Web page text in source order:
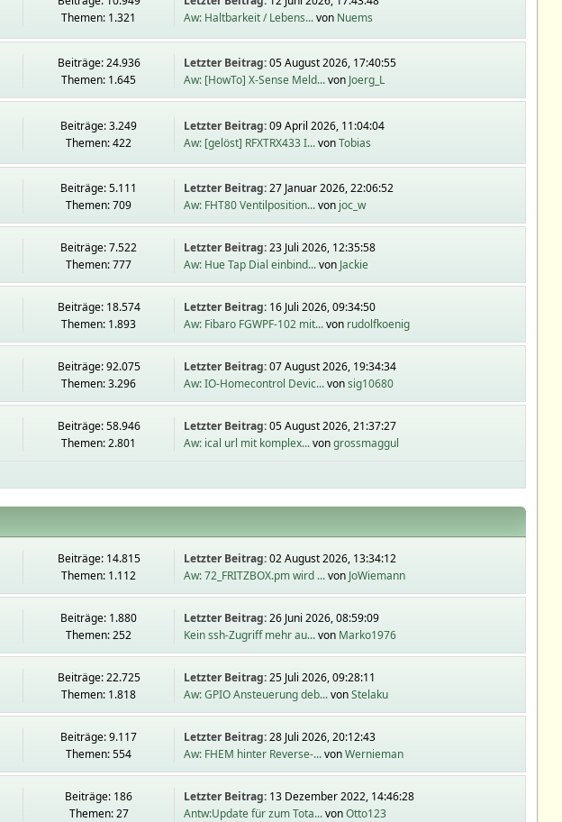
Themen: 1.321
Aw: Haltbarkeit / Lebens...von Nuems
Beiträge: 24.936
Themen: 1.645
Letzter Beitrag:05 August 2026, 17:40:55
Aw: [HowTo] X-Sense Meld...von Joerg_L
Beiträge: 3.249
Themen: 422
Letzter Beitrag:09 April 2026, 11:04:04
Aw: [gelöst] RFXTRX433 I...vonTobias
Beiträge: 5.111
Themen: 709
Letzter Beitrag:27 Januar 2026, 22:06:52
Aw: FHT80 Ventilposition...von joc_w
Beiträge: 7.522
Themen: 777
Letzter Beitrag:23 Juli 2026, 12:35:58
Aw: Hue Tap Dial einbind...von Jackie
Beiträge: 18.574
Themen: 1.893
Letzter Beitrag: 16 Juli 2026, 09:34:50
Aw: Fibaro FGWPF-102 mit...von rudolfkoenig
Beiträge: 92.075
Themen: 3.296
Letzter Beitrag:07 August 2026, 19:34:34
Aw: IO-Homecontrol Devic...vonsig10680
Beiträge: 58.946
Themen: 2.801
Letzter Beitrag:05 August 2026, 21:37:27
Aw: ical url mit komplex...vongrossmaggul
Beiträge: 14.815
Themen: 1.112
Letzter Beitrag:02 August 2026, 13:34:12
Aw: 72_FRITZBOX.pm wird ...von JoWiemann
Beiträge: 1.880
Themen: 252
Letzter Beitrag:26 Juni 2026, 08:59:09
Kein ssh-Zugriff mehr au...von Marko1976
Beiträge: 22.725
Themen: 1.818
Letzter Beitrag:25 Juli 2026, 09:28:11
Aw: GPIO Ansteuerung deb...vonStelaku
Beiträge: 9.117
Themen: 554
Letzter Beitrag:28 Juli 2026, 20:12:43
Aw: FHEM hinter Reverse-...vonWernieman
Beiträge: 186
Themen: 27
Letzter Beitrag: 13 Dezember 2022, 14:46:28
Antw:Update für zum Tota...vonOtto123